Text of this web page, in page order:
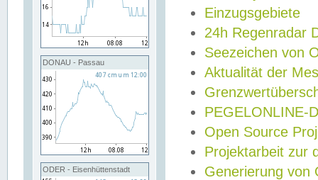
DONAU - Passau
ODER - Eisenhüttenstadt
Einzugsgebiete
24h Regenradar
Seezeichen von
Aktualität der
PEGELONLINE-
Open Source
Projektarbeit zur
Generierung von